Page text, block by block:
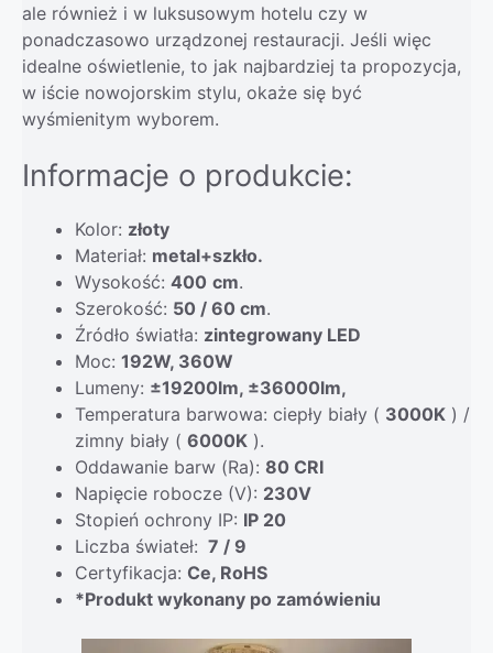
ale również i w luksusowym hotelu czy w
ponadczasowo urządzonej restauracji. Jeśli więc
idealne oświetlenie, to jak najbardziej ta propozycja,
w iście nowojorskim stylu, okaże się być
wyśmienitym wyborem.
Informacje o produkcie:
Kolor: złoty
Materiał: metal+szkło.
Wysokość: 400 cm.
Szerokość: 50 / 60 cm.
Źródło światła: zintegrowany LED
Moc: 192W, 360W
Lumeny: ±19200lm, ±36000lm,
Temperatura barwowa: ciepły biały ( 3000K ) /
zimny biały ( 6000K ).
Oddawanie barw (Ra): 80 CRI
Napięcie robocze (V): 230V
Stopień ochrony IP: IP 20
Liczba świateł: 7 / 9
Certyfikacja: Ce, RoHS
*Produkt wykonany po zamówieniu